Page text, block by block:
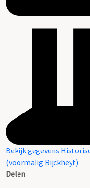
Bekijk gegevens
(voormalig Rijckheyt)
Delen